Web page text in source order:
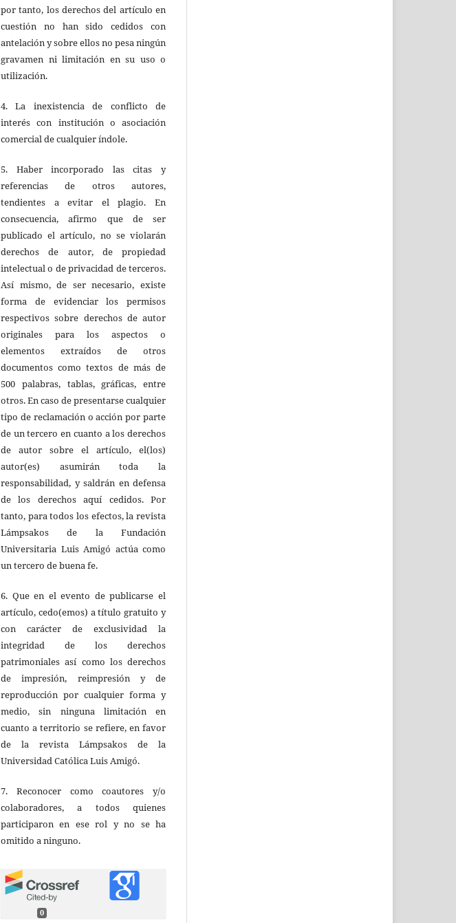
por tanto, los derechos del artículo en
cuestión no han sido cedidos con
antelación y sobre ellos no pesa ningún
gravamen ni limitación en su uso o
utilización.
4. La inexistencia de conflicto de
interés con institución o asociación
comercial de cualquier índole.
5. Haber incorporado las citas y
referencias de otros autores,
tendientes a evitar el plagio. En
consecuencia, afirmo que de ser
publicado el artículo, no se violarán
derechos de autor, de propiedad
intelectual o de privacidad de terceros.
Así mismo, de ser necesario, existe
forma de evidenciar los permisos
respectivos sobre derechos de autor
originales para los aspectos o
elementos extraídos de otros
documentos como textos de más de
500 palabras, tablas, gráficas, entre
otros. En caso de presentarse cualquier
tipo de reclamación o acción por parte
de un tercero en cuanto a los derechos
de autor sobre el artículo, el(los)
autor(es) asumirán toda la
responsabilidad, y saldrán en defensa
de los derechos aquí cedidos. Por
tanto, para todos los efectos, la revista
Lámpsakos de la Fundación
Universitaria Luis Amigó actúa como
un tercero de buena fe.
6. Que en el evento de publicarse el
artículo, cedo(emos) a título gratuito y
con carácter de exclusividad la
integridad de los derechos
patrimoniales así como los derechos
de impresión, reimpresión y de
reproducción por cualquier forma y
medio, sin ninguna limitación en
cuanto a territorio se refiere, en favor
de la revista Lámpsakos de la
Universidad Católica Luis Amigó.
7. Reconocer como coautores y/o
colaboradores, a todos quienes
participaron en ese rol y no se ha
omitido a ninguno.
0